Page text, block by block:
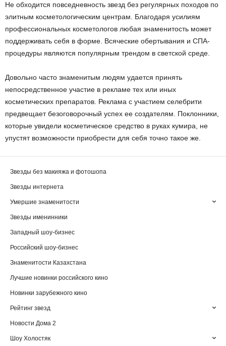
Не обходится повседневность звезд без регулярных походов по
элитным косметологическим центрам. Благодаря усилиям
профессиональных косметологов любая знаменитость может
поддерживать себя в форме. Всяческие обертывания и СПА-
процедуры являются популярным трендом в светской среде.
Довольно часто знаменитым людям удается принять
непосредственное участие в рекламе тех или иных
косметических препаратов. Реклама с участием селебрити
предвещает безоговорочный успех ее создателям. Поклонники,
которые увидели косметическое средство в руках кумира, не
упустят возможности приобрести для себя точно такое же.
Звезды без макияжа и фотошопа
Звезды интернета
Умершие знаменитости
Звезды именинники
Западный шоу-бизнес
Российский шоу-бизнес
Знаменитости Казахстана
Лучшие новинки российского кино
Новинки зарубежного кино
Рейтинг звезд
Новости Дома 2
Шоу Холостяк